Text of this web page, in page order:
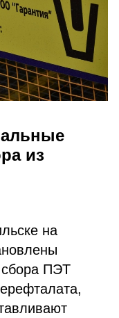
из
на
ПЭТ